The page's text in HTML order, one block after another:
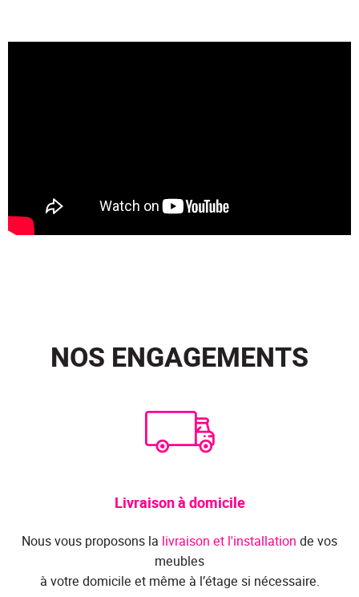
NOS ENGAGEMENTS
Livraison à domicile
Nous vous proposons la livraison et l'installation de vos
meubles
à votre domicile et même à l’étage si nécessaire.